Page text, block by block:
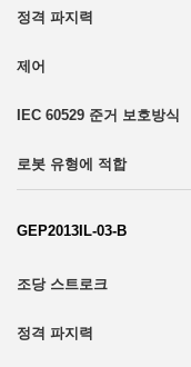
GEP2013IL-03-B